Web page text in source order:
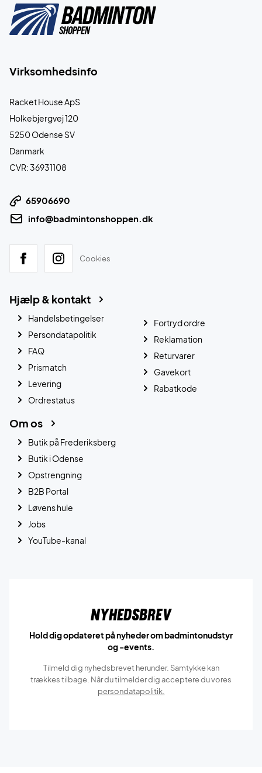
Virksomhedsinfo
Racket House ApS
Holkebjergvej 120
5250 Odense SV
Danmark
CVR: 36931108
65906690
info@badmintonshoppen.dk
Cookies
Hjælp & kontakt
Handelsbetingelser
Persondatapolitik
FAQ
Prismatch
Levering
Ordrestatus
Fortryd ordre
Reklamation
Returvarer
Gavekort
Rabatkode
Om os
Butik på Frederiksberg
Butik i Odense
Opstrengning
B2B Portal
Løvens hule
Jobs
YouTube-kanal
Nyhedsbrev
Hold dig opdateret på nyheder om badmintonudstyr
og -events.
Tilmeld dig nyhedsbrevet herunder. Samtykke kan
trækkes tilbage. Når du tilmelder dig acceptere du vores
persondatapolitik.